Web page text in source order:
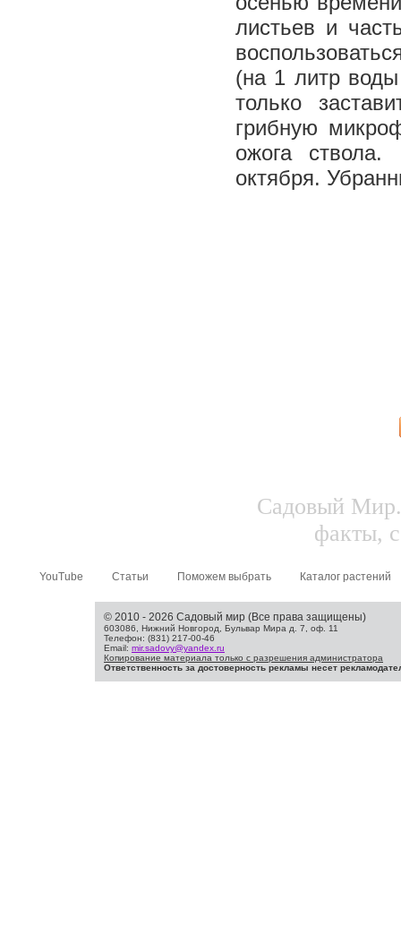
листьев и
(на 1 литр
только
грибную
ожога
октября.
Садовый Мир.
факты,
YouTube Статьи Поможем выбрать Каталог растений
© 2010 - 2026 Садовый мир (Все права защищены)
603086, Нижний Новгород, Бульвар Мира д. 7, оф. 11
Телефон: (831) 217-00-46
Email: mir.sadovy@yandex.ru
Копирование материала только с разрешения администратора
Ответственность за достоверность рекламы несет